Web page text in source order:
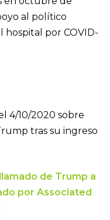
al político
hospital por COVID-
4/10/2020 sobre
tras su ingreso
de Trump a
por Associated